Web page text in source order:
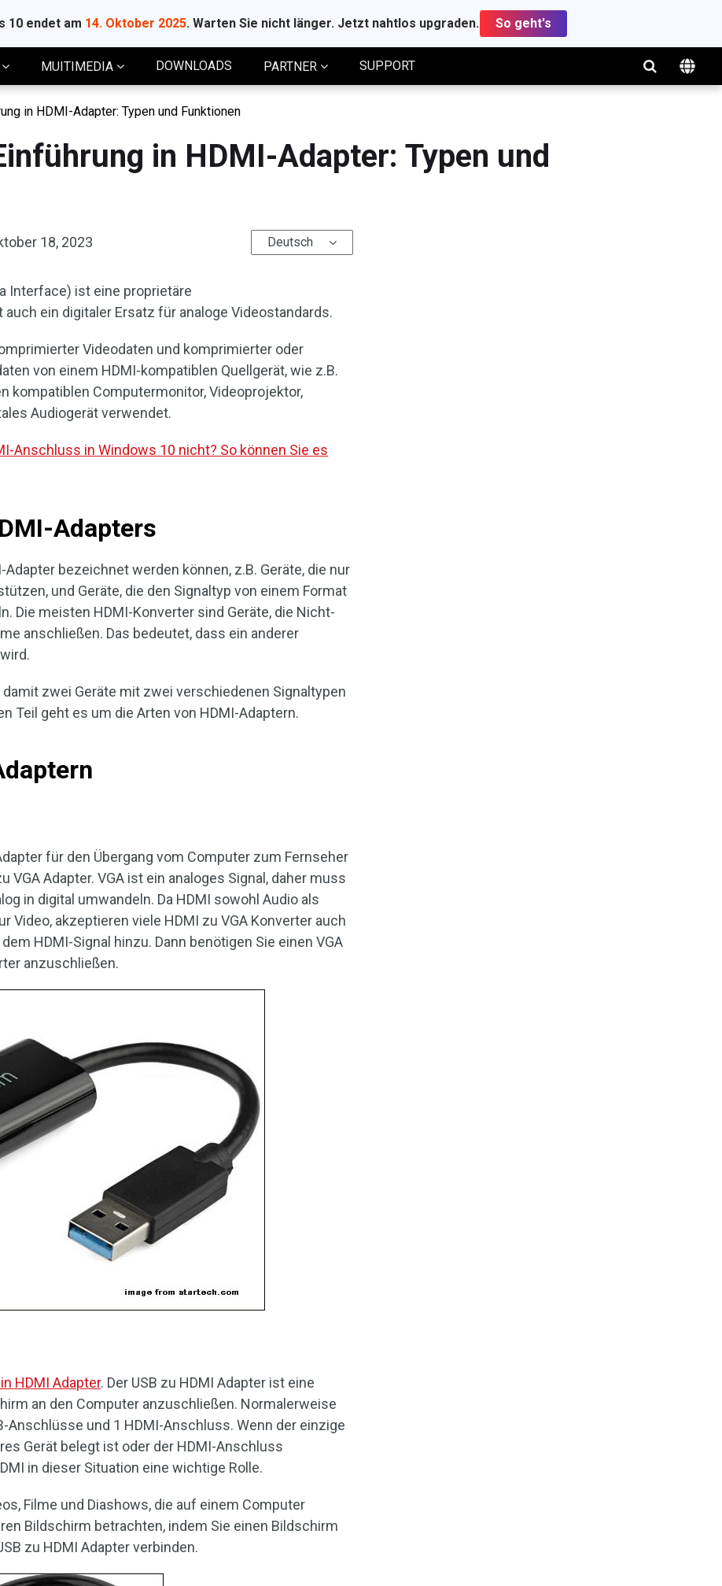
10 endet am 14. Oktober 2025. Warten Sie nicht länger. Jetzt nahtlos upgraden. So geht's
MUITIMEDIA DOWNLOADS PARTNER SUPPORT
in HDMI-Adapter: Typen und Funktionen
in HDMI-Adapter: Typen und
18, 2023 Deutsch
Interface) ist eine proprietäre
ein digitaler Ersatz für analoge Videostandards.
Videodaten und komprimierter oder
von einem HDMI-kompatiblen Quellgerät, wie z.B.
kompatiblen Computermonitor, Videoprojektor,
Audiogerät verwendet.
Anschluss in Windows 10 nicht? So können Sie es
Adapters
Adapter bezeichnet werden können, z.B. Geräte, die nur
und Geräte, die den Signaltyp von einem Format
Die meisten HDMI-Konverter sind Geräte, die Nicht-
anschließen. Das bedeutet, dass ein anderer
damit zwei Geräte mit zwei verschiedenen Signaltypen
Teil geht es um die Arten von HDMI-Adaptern.
für den Übergang vom Computer zum Fernseher
VGA Adapter. VGA ist ein analoges Signal, daher muss
in digital umwandeln. Da HDMI sowohl Audio als
Video, akzeptieren viele HDMI zu VGA Konverter auch
HDMI-Signal hinzu. Dann benötigen Sie einen VGA
anzuschließen.
in HDMI Adapter. Der USB zu HDMI Adapter ist eine
an den Computer anzuschließen. Normalerweise
Anschlüsse und 1 HDMI-Anschluss. Wenn der einzige
Gerät belegt ist oder der HDMI-Anschluss
in dieser Situation eine wichtige Rolle.
Filme und Diashows, die auf einem Computer
Bildschirm betrachten, indem Sie einen Bildschirm
zu HDMI Adapter verbinden.